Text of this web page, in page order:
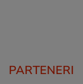
PARTENERI